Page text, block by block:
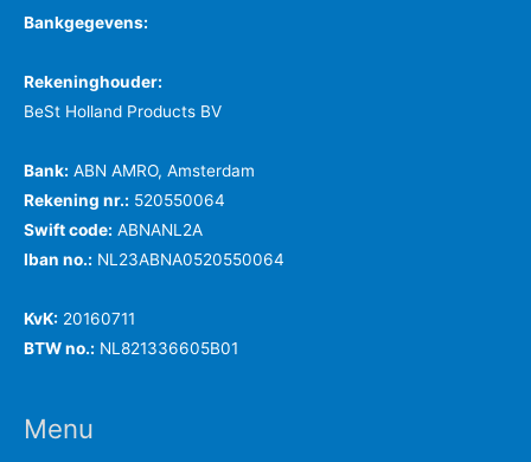
Bankgegevens:
Rekeninghouder:
BeSt Holland Products BV
Bank: ABN AMRO, Amsterdam
Rekening nr.: 520550064
Swift code: ABNANL2A
Iban no.: NL23ABNA0520550064
KvK: 20160711
BTW no.: NL821336605B01
Menu